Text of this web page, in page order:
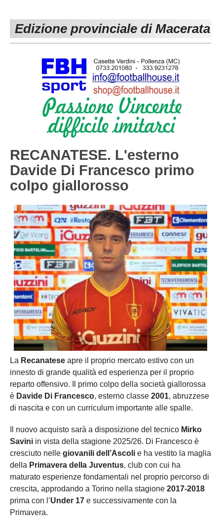
Carica la tua Rosa
1^ CATEGORIA
3^ CATEGORIA
GIOVANILI
Edizione provinciale di Macerata
RECANATESE. L'esterno
Davide Di Francesco primo
colpo giallorosso
La Recanatese apre il proprio mercato estivo con un
innesto di grande qualità ed esperienza per il proprio
reparto offensivo. Il primo colpo della società giallorossa
è Davide Di Francesco, esterno classe 2001, abruzzese
di nascita e con un curriculum importante alle spalle.
Il nuovo acquisto sarà a disposizione del tecnico Mirko
Savini in vista della stagione 2025/26. Di Francesco è
cresciuto nelle giovanili dell’Ascoli e ha vestito la maglia
della Primavera della Juventus, club con cui ha
maturato esperienze fondamentali nel proprio percorso di
crescita, approdando a Torino nella stagione 2017-2018
prima con l’Under 17 e successivamente con la
Primavera.